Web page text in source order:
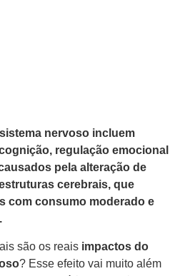
nervoso incluem
regulação emocional
pela alteração de
cerebrais, que
com consumo moderado e
são os reais impactos do
? Esse efeito vai muito além